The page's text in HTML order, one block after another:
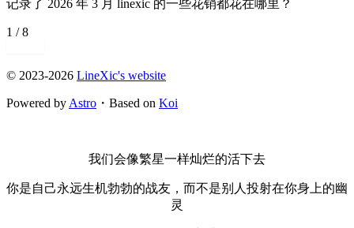
记录了 2026 年 3 月 linexic 的一些花销都花在哪里？
1 / 8
© 2023-2026 LineXic's website
Powered by Astro ・Based on Koi
我们会像繁星一样灿烂的活下去
你是自己永远生机勃勃的战友，而不是别人投射在你身上的幽
灵